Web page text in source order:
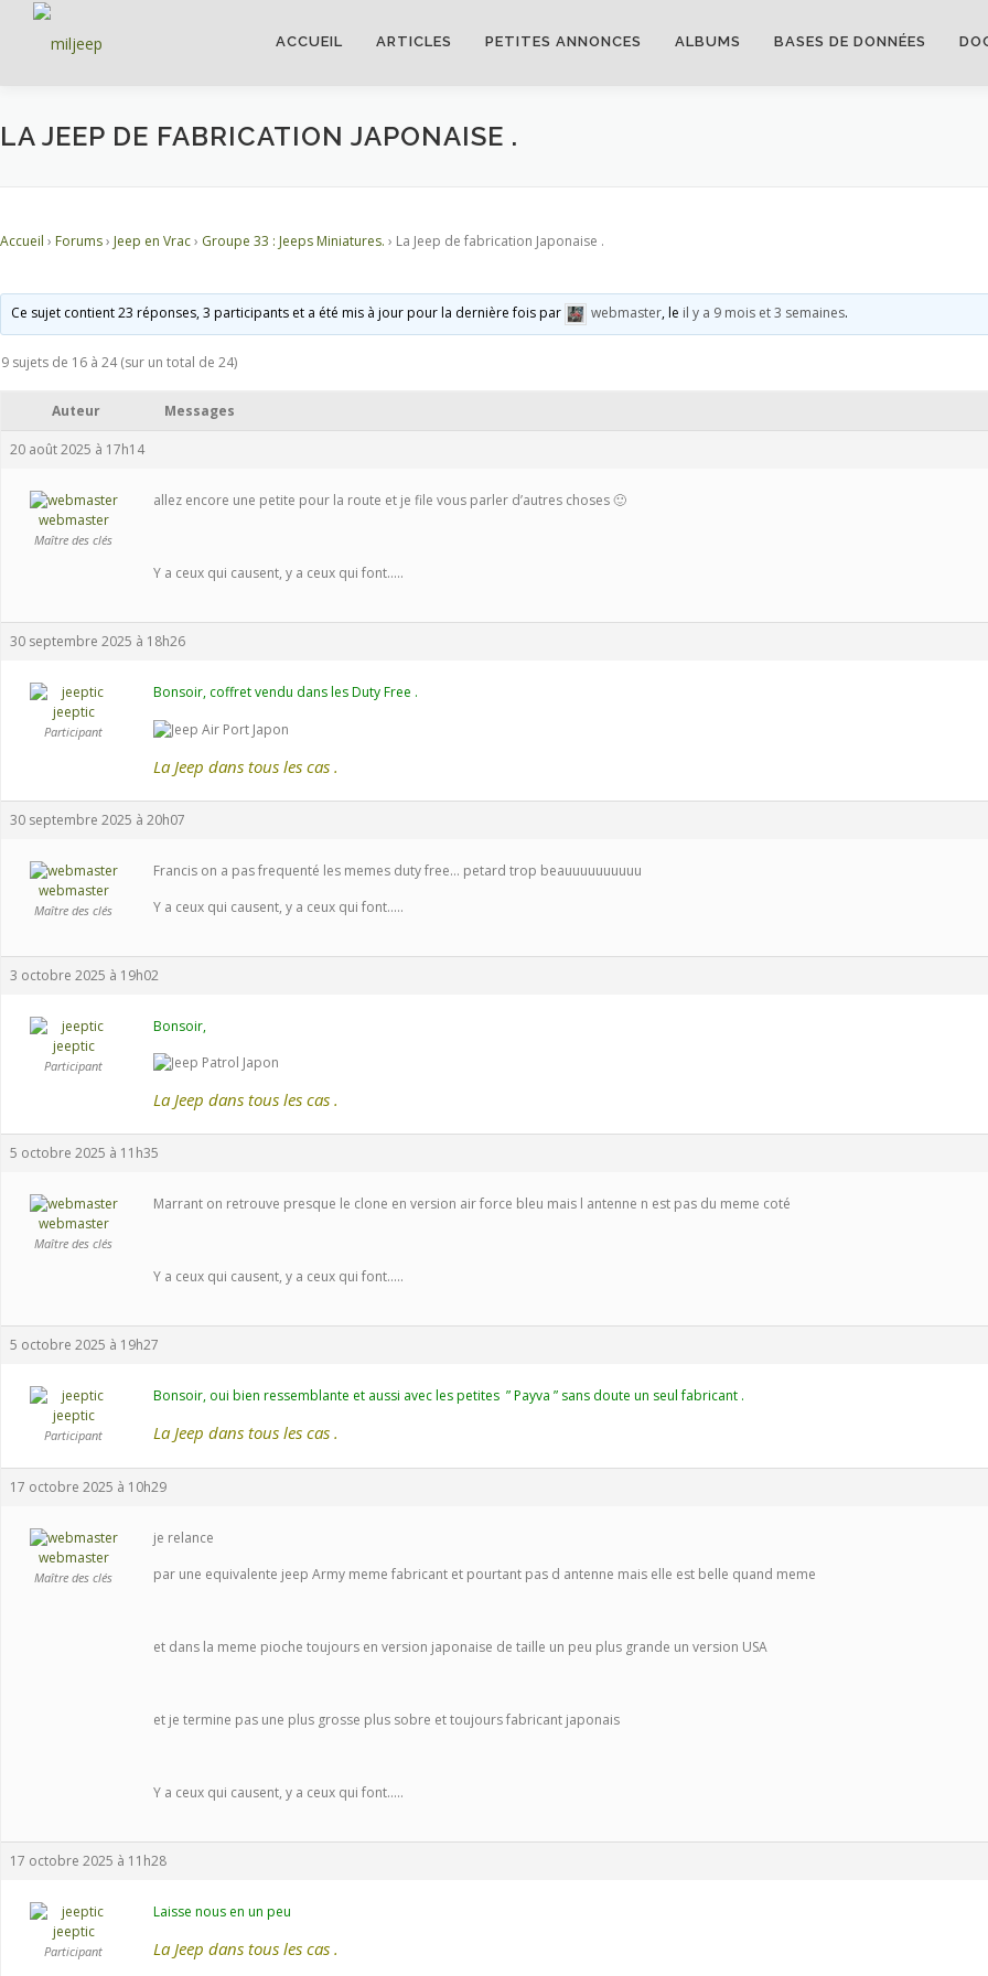
ACCUEIL ARTICLES PETITES ANNONCES ALBUMS BASES DE DONNÉES
LA JEEP DE FABRICATION JAPONAISE .
Accueil › Forums› Jeep en Vrac› Groupe 33 : Jeeps Miniatures. › La Jeep de fabrication Japonaise .
Ce sujet contient 23 réponses, 3 participants et a été mis à jour pour la dernière fois par webmaster, le il y a 9 mois et 3 semaines.
9 sujets de 16 à 24 (sur un total de 24)
Auteur Messages
20 août 2025 à 17h14
webmaster
Maître des clés
allez encore une petite pour la route et je file vous parler d’autres choses 🙂
Y a ceux qui causent, y a ceux qui font.....
30 septembre 2025 à 18h26
jeeptic
Participant
Bonsoir, coffret vendu dans les Duty Free .
La Jeep dans tous les cas .
30 septembre 2025 à 20h07
webmaster
Maître des clés
Francis on a pas frequenté les memes duty free… petard trop beauuuuuuuuuu
Y a ceux qui causent, y a ceux qui font.....
3 octobre 2025 à 19h02
jeeptic
Participant
Bonsoir,
La Jeep dans tous les cas .
5 octobre 2025 à 11h35
webmaster
Maître des clés
Marrant on retrouve presque le clone en version air force bleu mais l antenne n est pas du meme coté
Y a ceux qui causent, y a ceux qui font.....
5 octobre 2025 à 19h27
jeeptic
Participant
Bonsoir, oui bien ressemblante et aussi avec les petites ” Payva ” sans doute un seul fabricant .
La Jeep dans tous les cas .
17 octobre 2025 à 10h29
webmaster
Maître des clés
je relance
par une equivalente jeep Army meme fabricant et pourtant pas d antenne mais elle est belle quand meme
et dans la meme pioche toujours en version japonaise de taille un peu plus grande un version USA
et je termine pas une plus grosse plus sobre et toujours fabricant japonais
Y a ceux qui causent, y a ceux qui font.....
17 octobre 2025 à 11h28
jeeptic
Participant
Laisse nous en un peu
La Jeep dans tous les cas .